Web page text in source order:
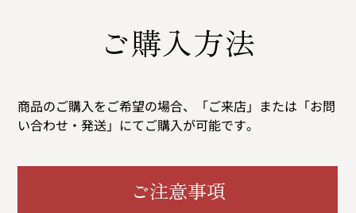
ご購入方法
商品のご購入をご希望の場合、「ご来店」または「お問
い合わせ・発送」にてご購入が可能です。
ご注意事項